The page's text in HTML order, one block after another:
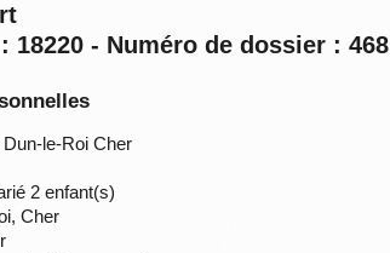
18220 - Numéro de dossier : 468
Dun-le-Roi Cher
2 enfant(s)
Cher